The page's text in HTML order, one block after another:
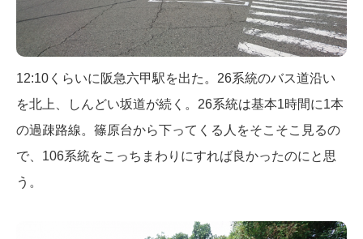
12:10くらいに阪急六甲駅を出た。26系統のバス道沿い
を北上、しんどい坂道が続く。26系統は基本1時間に1本
の過疎路線。篠原台から下ってくる人をそこそこ見るの
で、106系統をこっちまわりにすれば良かったのにと思
う。